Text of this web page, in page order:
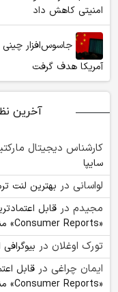
امنیتی کاهش داد
آمریکا هدف گرفت
آخرین
کارشناس دیجیتال
سایپا
لواسانی در بهترین لنت
مجیدم در قابل
«Consumer Reports» منتشر شد
تورک اوغلان در
ایمان چراغی در قابل
«Consumer Reports» منتشر شد